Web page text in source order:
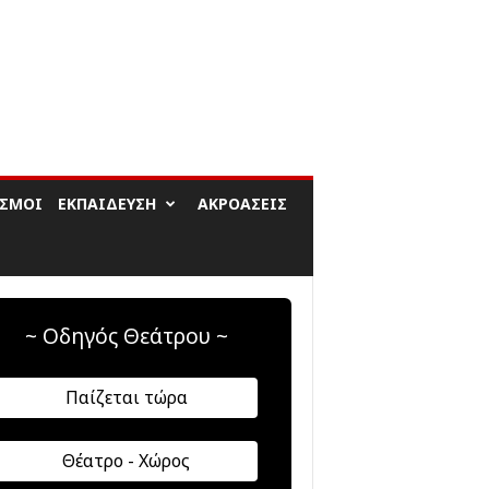
ΕΚΠΑΊΔΕΥΣΗ ΑΚΡΟΆΣΕΙΣ
~ Οδηγός Θεάτρου ~
Παίζεται τώρα
Θέατρο - Χώρος